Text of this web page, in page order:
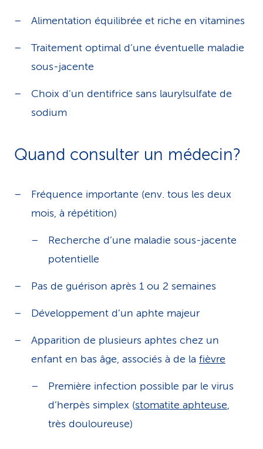
Alimentation équilibrée et riche en vitamines
Traitement optimal d’une éventuelle maladie
sous-jacente
Choix d’un dentifrice sans laurylsulfate de
sodium
Quand consulter un médecin?
Fréquence importante (env. tous les deux
mois, à répétition)
Recherche d’une maladie sous-jacente
potentielle
Pas de guérison après 1 ou 2 semaines
Développement d’un aphte majeur
Apparition de plusieurs aphtes chez un
enfant en bas âge, associés à de la fièvre
Première infection possible par le virus
d’herpès simplex (stomatite aphteuse,
très douloureuse)